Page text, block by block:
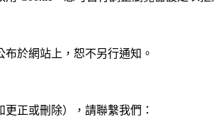
於網站上，恕不另行通知。
正或刪除），請聯繫我們：